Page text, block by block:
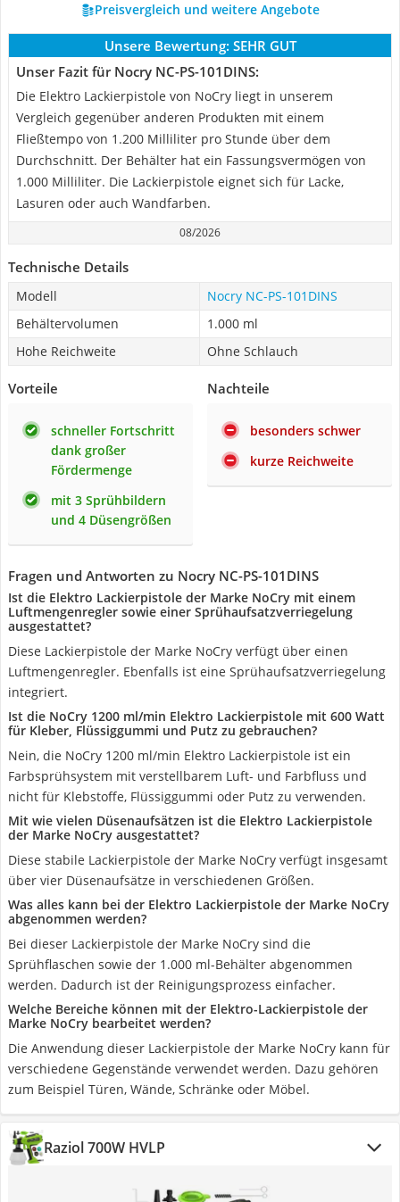
Preisvergleich und weitere Angebote
Unsere Bewertung: SEHR GUT
Unser Fazit für Nocry NC-PS-101DINS:
Die Elektro Lackierpistole von NoCry liegt in unserem
Vergleich gegenüber anderen Produkten mit einem
Fließtempo von 1.200 Milliliter pro Stunde über dem
Durchschnitt. Der Behälter hat ein Fassungsvermögen von
1.000 Milliliter. Die Lackierpistole eignet sich für Lacke,
Lasuren oder auch Wandfarben.
08/2026
Technische Details
Modell
Nocry NC-PS-101DINS
Behältervolumen
1.000 ml
Hohe Reichweite
Ohne Schlauch
Vorteile
schneller Fortschritt
dank großer
Fördermenge
mit 3 Sprühbildern
und 4 Düsengrößen
Nachteile
besonders schwer
kurze Reichweite
Fragen und Antworten zu Nocry NC-PS-101DINS
Ist die Elektro Lackierpistole der Marke NoCry mit einem
Luftmengenregler sowie einer Sprühaufsatzverriegelung
ausgestattet?
Diese Lackierpistole der Marke NoCry verfügt über einen
Luftmengenregler. Ebenfalls ist eine Sprühaufsatzverriegelung
integriert.
Ist die NoCry 1200 ml/min Elektro Lackierpistole mit 600 Watt
für Kleber, Flüssiggummi und Putz zu gebrauchen?
Nein, die NoCry 1200 ml/min Elektro Lackierpistole ist ein
Farbsprühsystem mit verstellbarem Luft- und Farbfluss und
nicht für Klebstoffe, Flüssiggummi oder Putz zu verwenden.
Mit wie vielen Düsenaufsätzen ist die Elektro Lackierpistole
der Marke NoCry ausgestattet?
Diese stabile Lackierpistole der Marke NoCry verfügt insgesamt
über vier Düsenaufsätze in verschiedenen Größen.
Was alles kann bei der Elektro Lackierpistole der Marke NoCry
abgenommen werden?
Bei dieser Lackierpistole der Marke NoCry sind die
Sprühflaschen sowie der 1.000 ml-Behälter abgenommen
werden. Dadurch ist der Reinigungsprozess einfacher.
Welche Bereiche können mit der Elektro-Lackierpistole der
Marke NoCry bearbeitet werden?
Die Anwendung dieser Lackierpistole der Marke NoCry kann für
verschiedene Gegenstände verwendet werden. Dazu gehören
zum Beispiel Türen, Wände, Schränke oder Möbel.
Raziol 700W HVLP